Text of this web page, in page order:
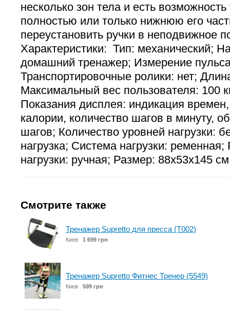
несколько зон тела и есть
полностью или только нижнюю его
переустановить ручки в неподвижное
Характеристики: Тип: механический;
домашний тренажер; Измерение
Транспортировочные ролики: нет;
Максимальный вес пользователя: 100
Показания дисплея: индикация
калории, количество шагов в минуту,
шагов; Количество уровней нагрузки:
нагрузка; Система нагрузки: ременная;
нагрузки: ручная; Размер: 88х53х145
Смотрите также
Тренажер Supretto для пресса (T002)
Киев 1 699 грн
Тренажер Supretto Фитнес Тренер (5549)
Киев 599 грн